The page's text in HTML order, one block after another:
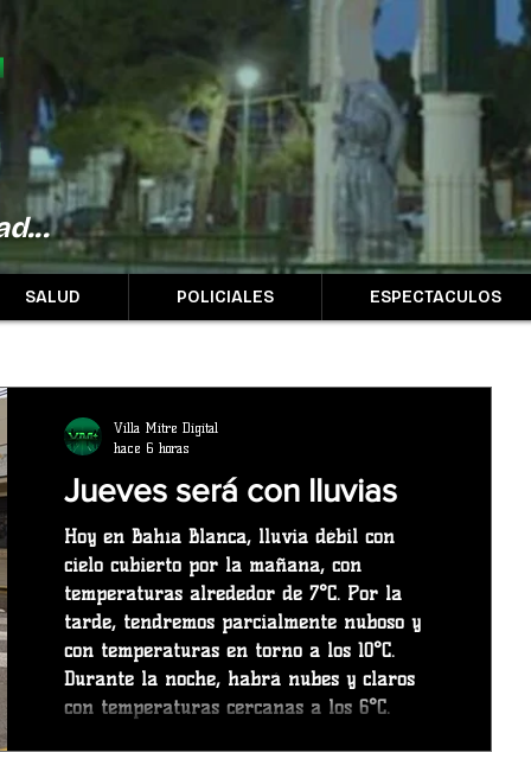
SALUD POLICIALES ESPECTACULOS
Jueves será con lluvias
Hoy en Bahía Blanca, lluvia débil con
cielo cubierto por la mañana, con
temperaturas alrededor de 7°C. Por la
tarde, tendremos parcialmente nuboso y
con temperaturas en torno a los 10°C.
Durante la noche, habrá nubes y claros
con temperaturas cercanas a los 6°C.
Villa Mitre Digital
hace 6 horas